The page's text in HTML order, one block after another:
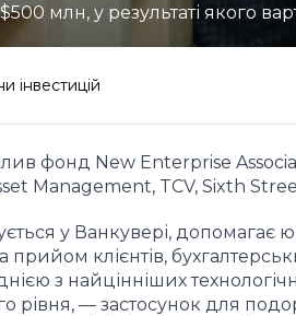
млн, у результаті якого
інвестицій
фонд New Enterprise
Management, TCV, Sixth
у Ванкувері,
клієнтів,
з найцінніших
рівня, — застосунок для